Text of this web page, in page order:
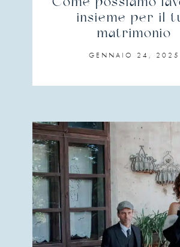
Come possiamo
insieme per il
matrimonio
GENNAIO 24, 2025